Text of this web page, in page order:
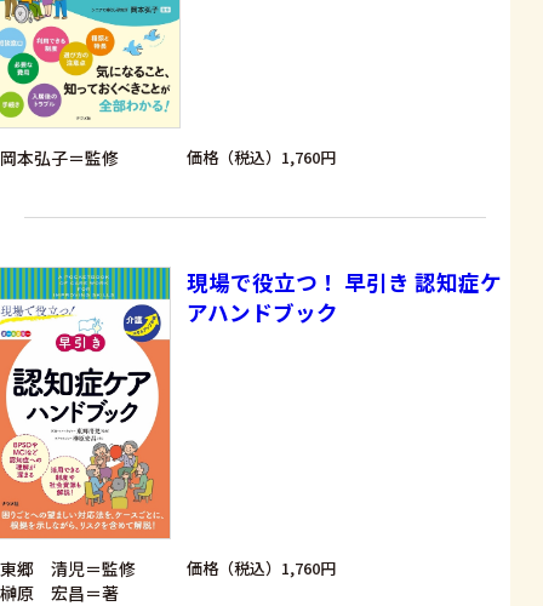
岡本弘子＝監修 価格（税込）1,760円
現場で役立つ！ 早引き 認知症ケ
アハンドブック
東郷 清児＝監修
榊原 宏昌＝著
価格（税込）1,760円